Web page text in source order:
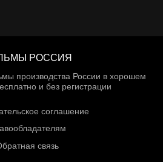
РОССИЯ
производства России в хорошем
и без регистрации
соглашение
связь